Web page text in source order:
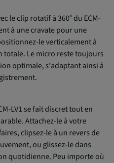
le clip rotatif à 360° du ECM-
à une cravate pour une
le verticalement à
Le micro reste toujours
optimale, s'adaptant ainsi à
LV1 se fait discret tout en
Attachez-le à votre
clipsez-le à un revers de
ou glissez-le dans
quotidienne. Peu importe où